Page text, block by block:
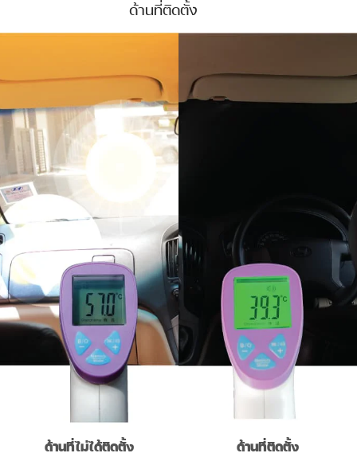
ด้านที่ติดตั้ง
ด้านที่ไม่ได้ติดตั้ง ด้านที่ติดตั้ง